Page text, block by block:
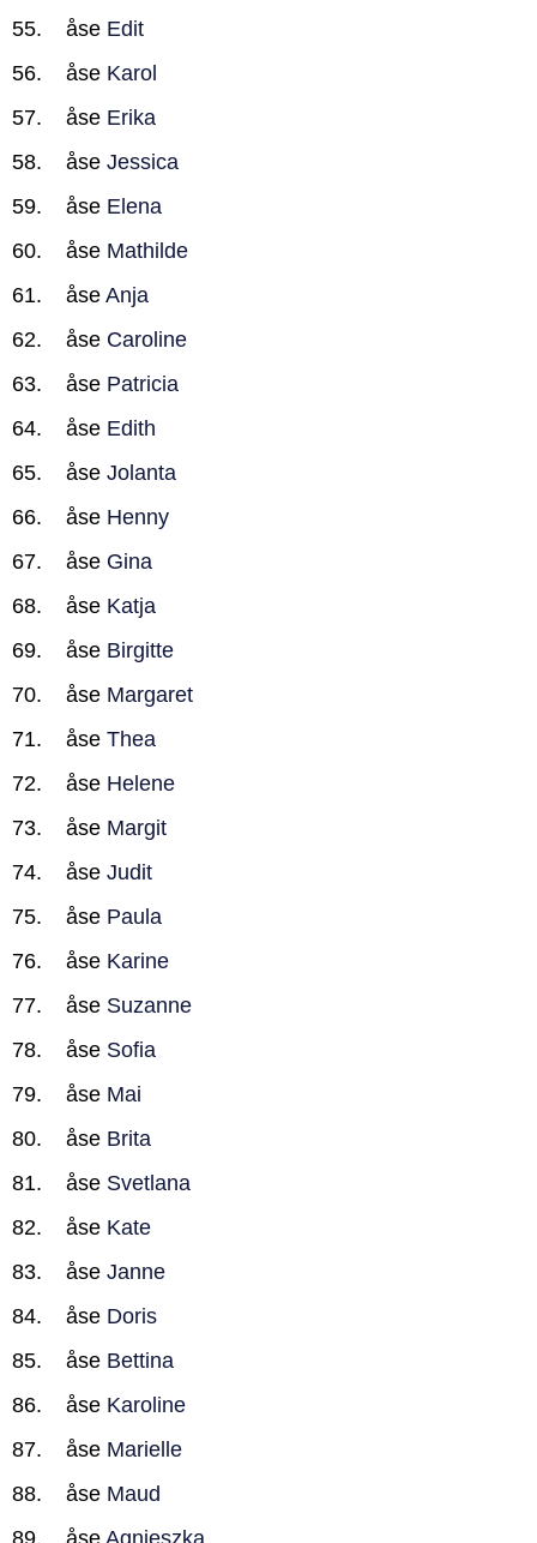
åse Edit
åse Karol
åse Erika
åse Jessica
åse Elena
åse Mathilde
åse Anja
åse Caroline
åse Patricia
åse Edith
åse Jolanta
åse Henny
åse Gina
åse Katja
åse Birgitte
åse Margaret
åse Thea
åse Helene
åse Margit
åse Judit
åse Paula
åse Karine
åse Suzanne
åse Sofia
åse Mai
åse Brita
åse Svetlana
åse Kate
åse Janne
åse Doris
åse Bettina
åse Karoline
åse Marielle
åse Maud
åse Agnieszka